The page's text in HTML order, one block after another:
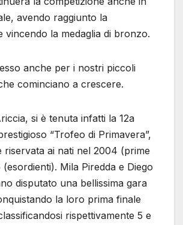
avendo raggiunto la
vincendo la medaglia di bronzo.
anche per i nostri piccoli
cominciano a crescere.
si è tenuta infatti la 12a
“Trofeo di Primavera”,
riservata ai nati nel 2004 (prime
Mila Piredda e Diego
disputato una bellissima gara
la loro prima finale
rispettivamente 5 e